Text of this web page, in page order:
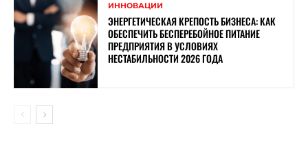
ИННОВАЦИИ
ЭНЕРГЕТИЧЕСКАЯ КРЕПОСТЬ БИЗНЕСА: КАК
ОБЕСПЕЧИТЬ БЕСПЕРЕБОЙНОЕ ПИТАНИЕ
ПРЕДПРИЯТИЯ В УСЛОВИЯХ
НЕСТАБИЛЬНОСТИ 2026 ГОДА